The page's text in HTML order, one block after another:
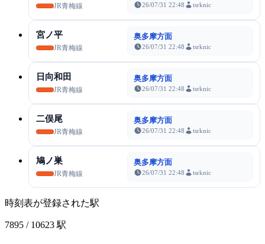
JR青梅線 26/07/31 22:48 tsrknic
宮ノ平
JR青梅線
奥多摩方面
26/07/31 22:48 tsrknic
日向和田
JR青梅線
奥多摩方面
26/07/31 22:48 tsrknic
二俣尾
JR青梅線
奥多摩方面
26/07/31 22:48 tsrknic
鳩ノ巣
JR青梅線
奥多摩方面
26/07/31 22:48 tsrknic
時刻表が登録された駅
7895 / 10623 駅